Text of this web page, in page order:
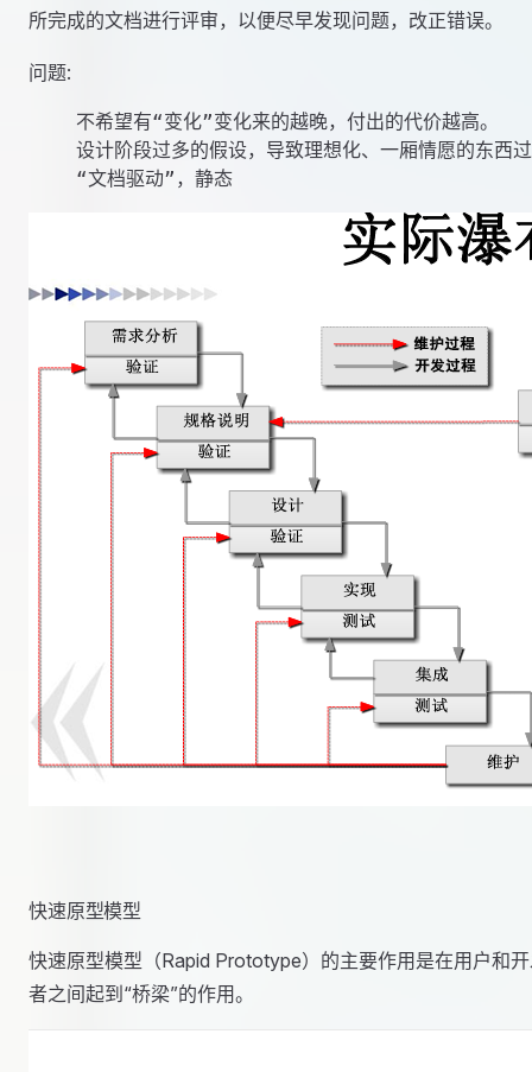
所完成的文档进行评审，以便尽早发现问题，改正错误。
问题:
    不希望有“变化”变化来的越晚，付出的代价越高。
设计阶段过多的假设，导致理想化、一厢情愿的东西
快速原型模型
快速原型模型（Rapid Prototype）的主要作用是在用户和
者之间起到“桥梁”的作用。